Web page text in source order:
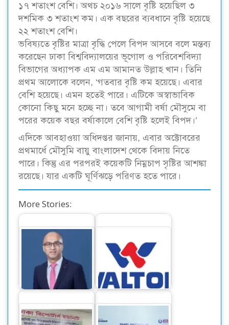
১৭ শতাংশ বেশি। অথচ ২০১৬ সালে বৃষ্টি হয়েছিল ৩
দশমিক ৩ শতাংশ কম। এক বছরের ব্যবধানে বৃষ্টি হয়েছে
২২ শতাংশ বেশি।
ভবিষ্যতে বৃষ্টির মাত্রা বৃদ্ধি পেলে বিপদ আসবে বলে মন্তব্য
করেছেন ঢাকা বিশ্ববিদ্যালয়ের ভূগোল ও পরিবেশবিদ্যা
বিভাগের অধ্যাপক এম এম আমানত উল্লাহ খান। তিনি
প্রথম আলোকে বলেন, ‘গতবার বৃষ্টি কম হয়েছে। এবার
বেশি হয়েছে। এমন হতেই পারে। এটিকে অস্বাভাবিক
কোনো কিছু মনে হচ্ছে না। তবে আগামী বর্ষা মৌসুমে বা
পরের কয়েক বছর বর্ষাকালে বেশি বৃষ্টি হলেই বিপদ।’
এদিকে আবহাওয়া অধিদপ্তর জানায়, এবার অক্টোবরের
প্রথমার্ধে মৌসুমি বায়ু বাংলাদেশ থেকে বিদায় নিতে
পারে। কিন্তু এর পরপরই কয়েকটি নিম্নচাপ সৃষ্টির আশঙ্কা
রয়েছে। যার একটি ঘূর্ণিঝড়ে পরিণত হতে পারে।
More Stories:
‘সিটি ব্যাংকের নিট
মুনাফা ১ হাজার ১৪
কোটি টাকা’
ওয়ালটনের আকর্ষণীয়
ডিভিডেন্ড ঘোষণা :
সুদৃঢ়…